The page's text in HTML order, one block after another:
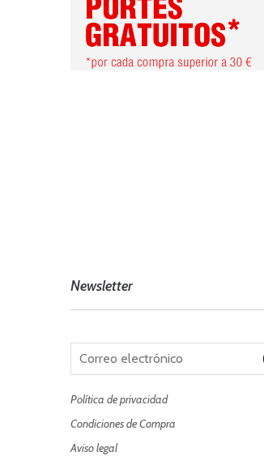
Newsletter
Política de privacidad
Condiciones de Compra
Aviso legal